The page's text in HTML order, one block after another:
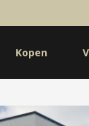
Kopen